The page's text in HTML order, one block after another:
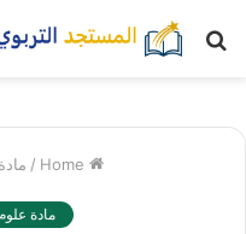
بحث
/
مادة